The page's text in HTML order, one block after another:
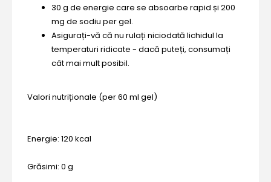
30 g de energie care se absoarbe rapid și 200
mg de sodiu per gel.
Asigurați-vă că nu rulați niciodată lichidul la
temperaturi ridicate - dacă puteți, consumați
cât mai mult posibil.
Valori nutriționale (per 60 ml gel)
Energie: 120 kcal
Grăsimi: 0 g